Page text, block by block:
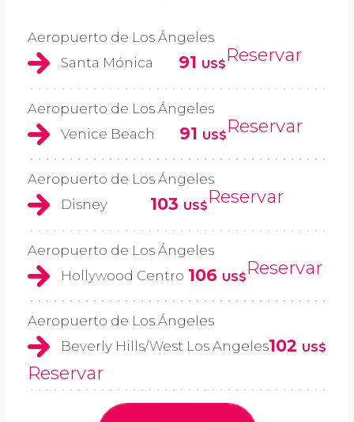
Aeropuerto de Los Ángeles
Santa Mónica
91 US$Reservar
Aeropuerto de Los Ángeles
Venice Beach
91 US$Reservar
Aeropuerto de Los Ángeles
Disney
103 US$Reservar
Aeropuerto de Los Ángeles
Hollywood Centro 106 US$Reservar
Aeropuerto de Los Ángeles
Beverly Hills/West Los Angeles102 US$
Reservar